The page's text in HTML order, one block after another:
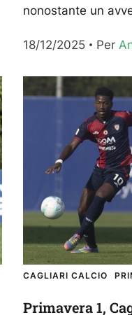
nonostante un
18/12/2025
Per
CAGLIARI CALCIO
Primavera 1,